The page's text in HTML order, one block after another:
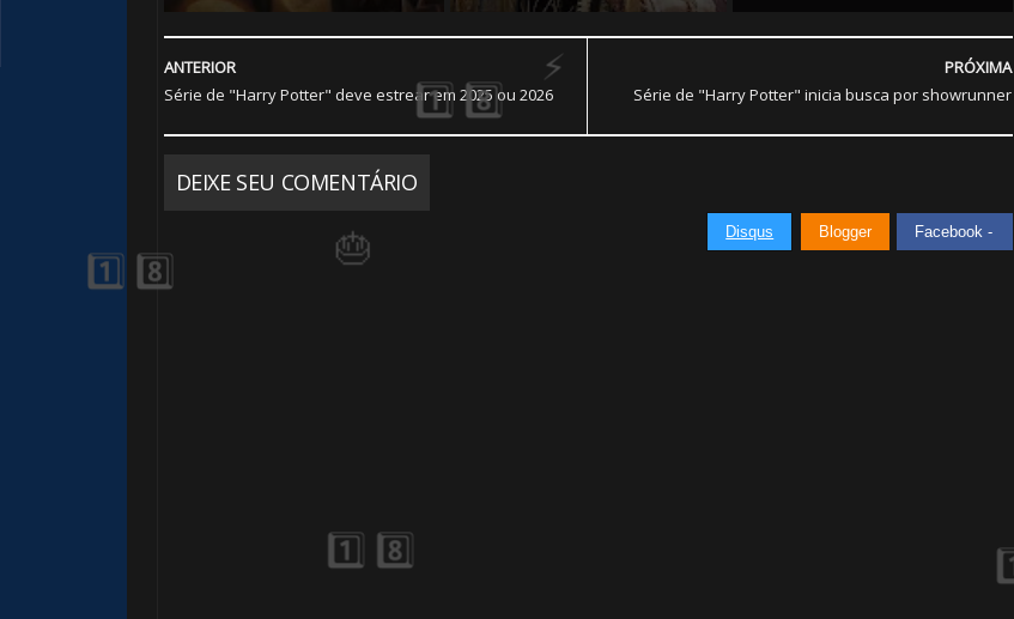
PRÓXIMA
Série de "Harry Potter" inicia busca por showrunner
ANTERIOR
Série de "Harry Potter" deve estrear em 2025 ou 2026
DEIXE SEU COMENTÁRIO
Disqus Blogger Facebook -
🎂
🎈
🎈